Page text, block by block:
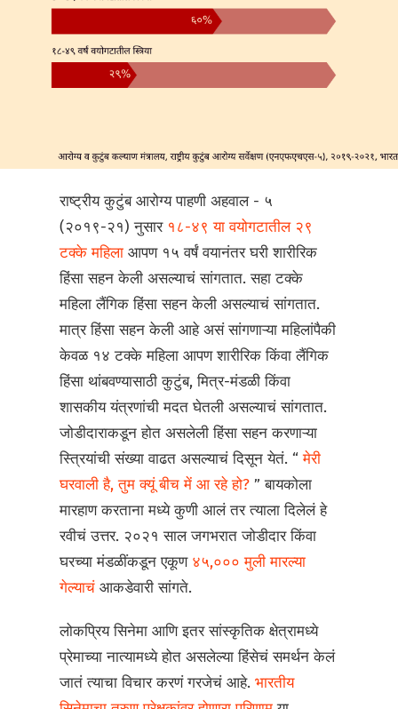
राष्ट्रीय कुटुंब आरोग्य पाहणी अहवाल - ५
(२०१९-२१) नुसार १८-४९ या वयोगटातील २९
टक्के महिलाआपण १५ वर्षं वयानंतर घरी शारीरिक
हिंसा सहन केली असल्याचं सांगतात. सहा टक्के
महिला लैंगिक हिंसा सहन केली असल्याचं सांगतात.
मात्र हिंसा सहन केली आहे असं सांगणाऱ्या महिलांपैकी
केवळ १४ टक्के महिला आपण शारीरिक किंवा लैंगिक
हिंसा थांबवण्यासाठी कुटुंब, मित्र-मंडळी किंवा
शासकीय यंत्रणांची मदत घेतली असल्याचं सांगतात.
जोडीदाराकडून होत असलेली हिंसा सहन करणाऱ्या
स्त्रियांची संख्या वाढत असल्याचं दिसून येतं. “मेरी
घरवाली है, तुम क्यूं बीच में आ रहे हो?” बायकोला
मारहाण करताना मध्ये कुणी आलं तर त्याला दिलेलं हे
रवीचं उत्तर. २०२१ साल जगभरात जोडीदार किंवा
घरच्या मंडळींकडून एकूण ४५,००० मुली मारल्या
गेल्याचंआकडेवारी सांगते.
लोकप्रिय सिनेमा आणि इतर सांस्कृतिक क्षेत्रामध्ये
प्रेमाच्या नात्यामध्ये होत असलेल्या हिंसेचं समर्थन केलं
जातं त्याचा विचार करणं गरजेचं आहे.भारतीय